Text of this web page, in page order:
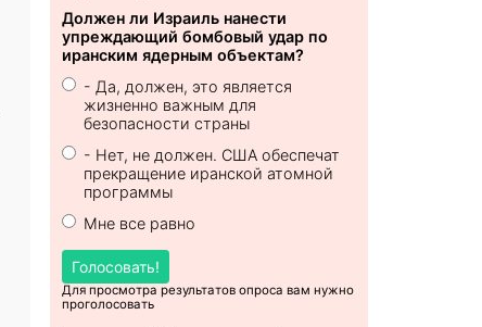
Должен ли Израиль нанести
упреждающий бомбовый удар по
иранским ядерным объектам?
- Да, должен, это является
жизненно важным для
безопасности страны
- Нет, не должен. США обеспечат
прекращение иранской атомной
программы
Мне все равно
Голосовать!
Для просмотра результатов опроса вам нужно
проголосовать